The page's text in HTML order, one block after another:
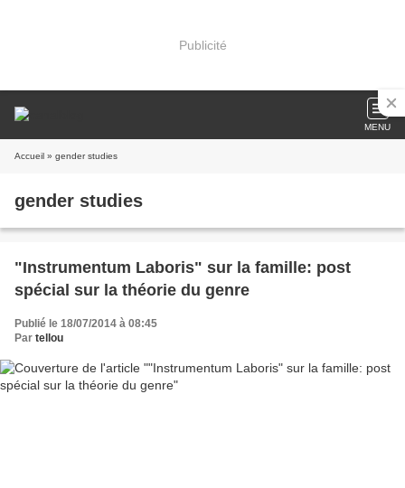
Publicité
MENU
Accueil » gender studies
gender studies
"Instrumentum Laboris" sur la famille: post
spécial sur la théorie du genre
Publié le 18/07/2014 à 08:45
Par tellou